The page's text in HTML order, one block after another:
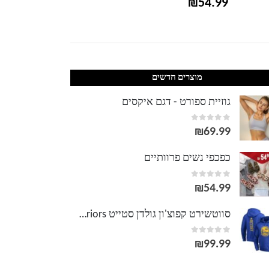
₪54.99
מוצרים חדשים
גוזיית ספורט - דגם איקסים
0
out of 5
₪69.99
כפכפי נשים פרוותיים
0
out of 5
₪54.99
סווטשירט קפוצ'ון גולדן סטייט NBA Golden State Warriors
0
out of 5
₪99.99